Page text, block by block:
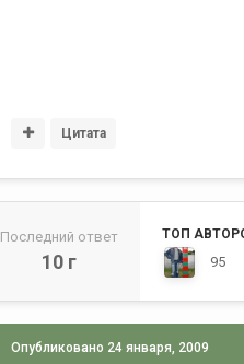
Цитата
Последний ответ
10 г
ТОП
95
Опубликовано 24 января, 2009